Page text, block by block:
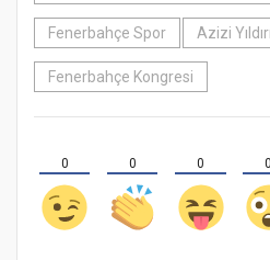
Fenerbahçe Spor Azizi
Fenerbahçe Kongresi
0 0 0 0